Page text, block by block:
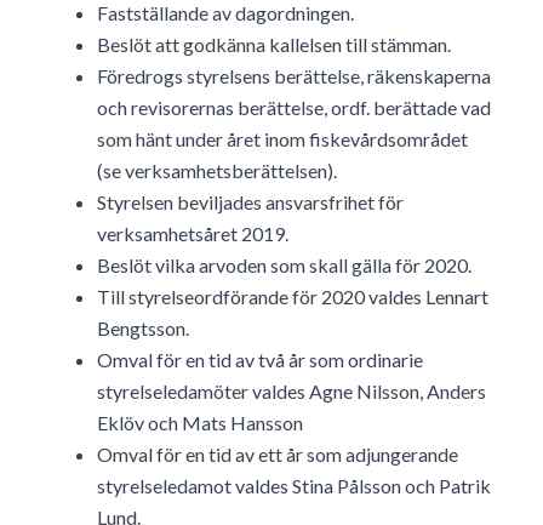
Fastställande av dagordningen.
Beslöt att godkänna kallelsen till stämman.
Föredrogs styrelsens berättelse, räkenskaperna
och revisorernas berättelse, ordf. berättade vad
som hänt under året inom fiskevårdsområdet
(se verksamhetsberättelsen).
Styrelsen beviljades ansvarsfrihet för
verksamhetsåret 2019.
Beslöt vilka arvoden som skall gälla för 2020.
Till styrelseordförande för 2020 valdes Lennart
Bengtsson.
Omval för en tid av två år som ordinarie
styrelseledamöter valdes Agne Nilsson, Anders
Eklöv och Mats Hansson
Omval för en tid av ett år som adjungerande
styrelseledamot valdes Stina Pålsson och Patrik
Lund.